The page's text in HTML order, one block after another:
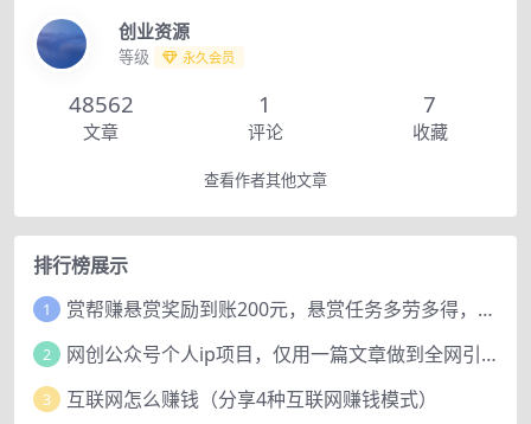
创业资源
等级 永久会员
48562
文章
1
评论
7
收藏
查看作者其他文章
排行榜展示
1 赏帮赚悬赏奖励到账200元，悬赏任务多劳多得，人人可做。
2 网创公众号个人ip项目，仅用一篇文章做到全网引流！
3 互联网怎么赚钱（分享4种互联网赚钱模式）